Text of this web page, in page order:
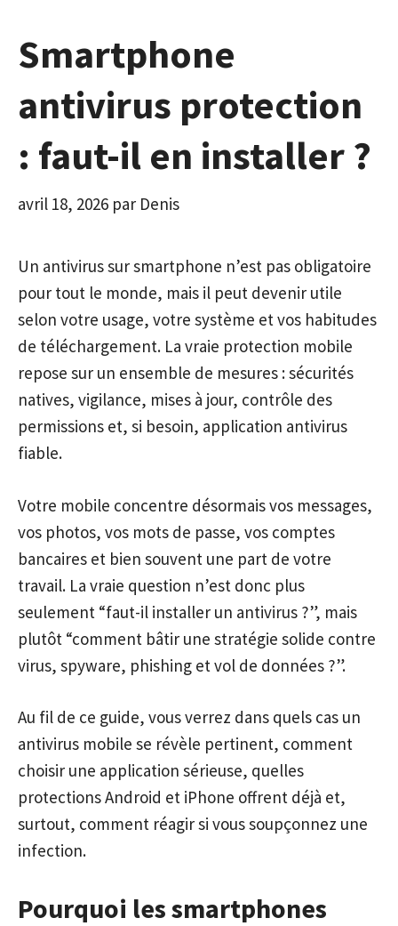
Smartphone
antivirus protection
: faut-il en installer ?
avril 18, 2026 par Denis
Un antivirus sur smartphone n’est pas obligatoire
pour tout le monde, mais il peut devenir utile
selon votre usage, votre système et vos habitudes
de téléchargement. La vraie protection mobile
repose sur un ensemble de mesures : sécurités
natives, vigilance, mises à jour, contrôle des
permissions et, si besoin, application antivirus
fiable.
Votre mobile concentre désormais vos messages,
vos photos, vos mots de passe, vos comptes
bancaires et bien souvent une part de votre
travail. La vraie question n’est donc plus
seulement “faut-il installer un antivirus ?”, mais
plutôt “comment bâtir une stratégie solide contre
virus, spyware, phishing et vol de données ?”.
Au fil de ce guide, vous verrez dans quels cas un
antivirus mobile se révèle pertinent, comment
choisir une application sérieuse, quelles
protections Android et iPhone offrent déjà et,
surtout, comment réagir si vous soupçonnez une
infection.
Pourquoi les smartphones